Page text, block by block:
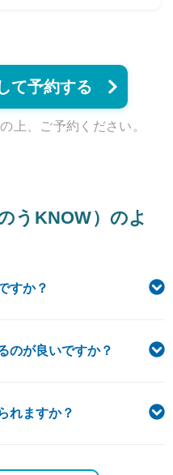
て予約する
上、ご予約ください。
うKNOW）のよ
すか？
のが良いですか？
れますか？